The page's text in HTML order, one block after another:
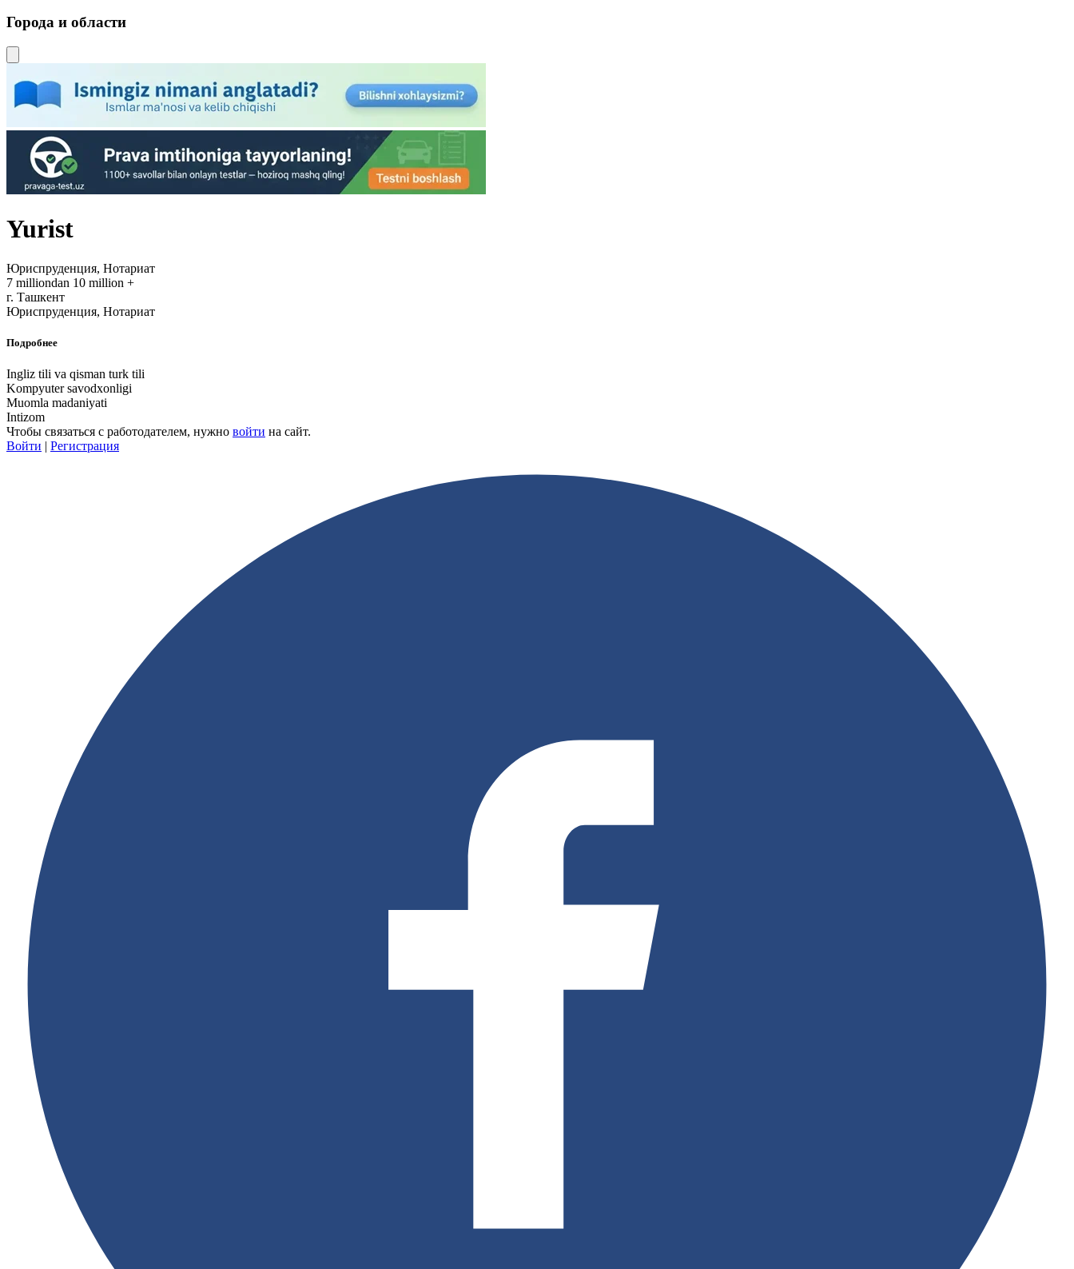
Города и области
Yurist
Юриспруденция, Нотариат
7 milliondan 10 million +
г. Ташкент
Юриспруденция, Нотариат
Подробнее
Ingliz tili va qisman turk tili
Kompyuter savodxonligi
Muomla madaniyati
Intizom
Чтобы связаться с работодателем, нужно войти на сайт.
Войти | Регистрация